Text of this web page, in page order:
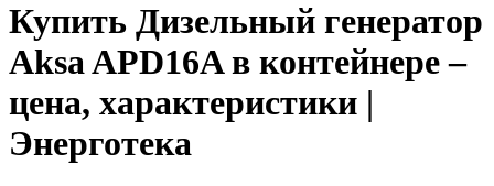
Купить Дизельный генератор
Aksa APD16A в контейнере –
цена, характеристики |
Энерготека